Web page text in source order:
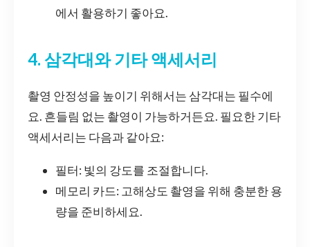
에서 활용하기 좋아요.
4. 삼각대와 기타 액세서리
촬영 안정성을 높이기 위해서는 삼각대는 필수에
요. 흔들림 없는 촬영이 가능하거든요. 필요한 기타
액세서리는 다음과 같아요:
필터: 빛의 강도를 조절합니다.
메모리 카드: 고해상도 촬영을 위해 충분한 용
량을 준비하세요.